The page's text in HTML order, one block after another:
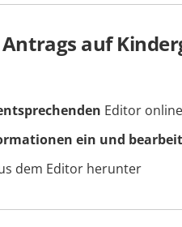
auf
Editor
ein und
dem Editor herunter